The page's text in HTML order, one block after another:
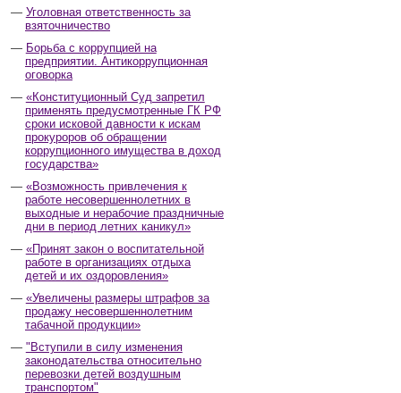
Уголовная ответственность за
взяточничество
Борьба с коррупцией на
предприятии. Антикоррупционная
оговорка
«Конституционный Суд запретил
применять предусмотренные ГК РФ
сроки исковой давности к искам
прокуроров об обращении
коррупционного имущества в доход
государства»
«Возможность привлечения к
работе несовершеннолетних в
выходные и нерабочие праздничные
дни в период летних каникул»
«Принят закон о воспитательной
работе в организациях отдыха
детей и их оздоровления»
«Увеличены размеры штрафов за
продажу несовершеннолетним
табачной продукции»
"Вступили в силу изменения
законодательства относительно
перевозки детей воздушным
транспортом"